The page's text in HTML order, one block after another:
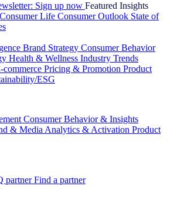
Sign up now Featured Insights
Consumer Life Consumer Outlook State of
Brand Strategy Consumer Behavior
Health & Wellness Industry Trends
commerce Pricing & Promotion Product
ESG
Consumer Behavior & Insights
& Media Analytics & Activation Product
partner Find a partner